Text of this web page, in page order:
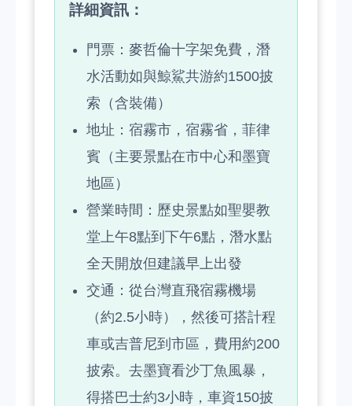
詳細資訊：
門票：麥哲倫十字架免費，潛
水活動如與鯨鯊共游約1500披
索（含裝備）
地址：宿霧市，宿霧省，菲律
賓（主要景點在市中心和墨寶
地區）
營業時間：歷史景點如聖嬰教
堂上午8點到下午6點，潛水點
全天開放但建議早上出發
交通：從台灣直飛宿霧機場
（約2.5小時），然後可搭計程
車或吉普尼到市區，費用約200
披索。去墨寶看沙丁魚風暴，
得搭巴士約3小時，車資150披